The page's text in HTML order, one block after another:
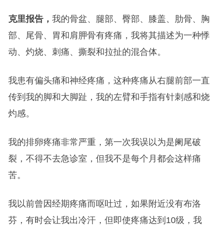
克里报告， 我的骨盆、腿部、臀部、膝盖、肋骨、胸
部、尾骨、胃和肩胛骨有疼痛，我将其描述为一种悸
动、灼烧、刺痛、撕裂和拉扯的混合体。
我患有偏头痛和神经疼痛，这种疼痛从右腿前部一直
传到我的脚和大脚趾，我的左臂和手指有针刺感和烧
灼感。
我的排卵疼痛非常严重，第一次我误以为是阑尾破
裂，不得不去急诊室，但我不是每个月都会这样痛
苦。
我以前曾因经期疼痛而呕吐过，如果附近没有布洛
芬，有时会让我出冷汗，但即使疼痛达到10级，我